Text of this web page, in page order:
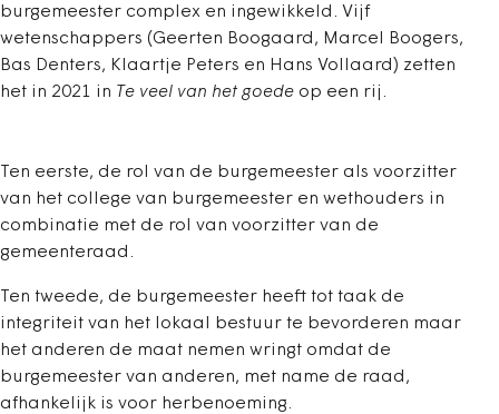
burgemeester complex en ingewikkeld. Vijf
wetenschappers (Geerten Boogaard, Marcel Boogers,
Bas Denters, Klaartje Peters en Hans Vollaard) zetten
het in 2021 in Te veel van het goede op een rij.
Ten eerste, de rol van de burgemeester als voorzitter
van het college van burgemeester en wethouders in
combinatie met de rol van voorzitter van de
gemeenteraad.
Ten tweede, de burgemeester heeft tot taak de
integriteit van het lokaal bestuur te bevorderen maar
het anderen de maat nemen wringt omdat de
burgemeester van anderen, met name de raad,
afhankelijk is voor herbenoeming.